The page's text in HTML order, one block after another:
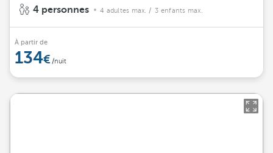
4 personnes 4 adultes max. / 3 enfants max.
À partir de
134 /nuit